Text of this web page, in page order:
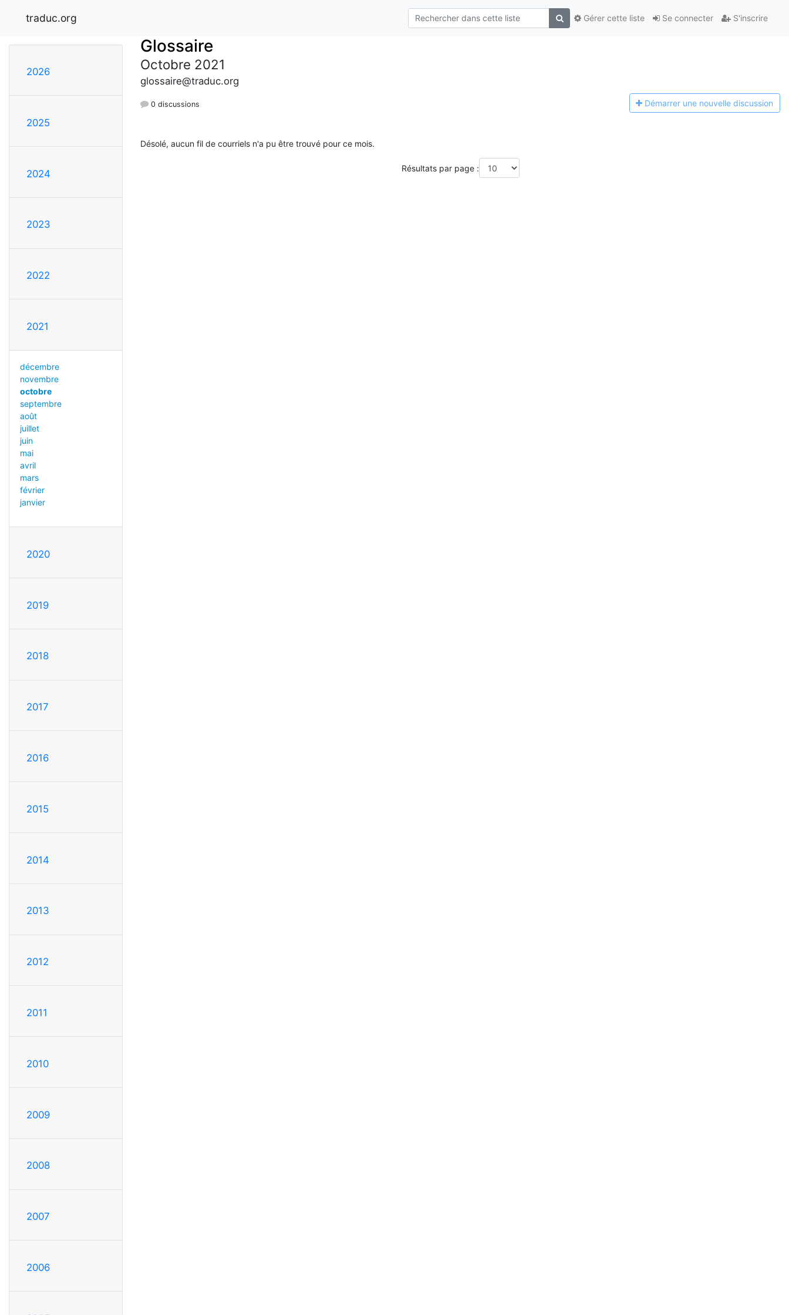
traduc.org Se connecter S'inscrire
Gérer cette liste
2026
2025
2024
2023
2022
2021
décembre
novembre
octobre
septembre
août
juillet
juin
mai
avril
mars
février
janvier
2020
2019
2018
2017
2016
2015
2014
2013
2012
2011
2010
2009
2008
2007
2006
Glossaire
Octobre 2021
glossaire@traduc.org
0 discussions Démarrer une nouvelle discussion
Désolé, aucun fil de courriels n'a pu être trouvé pour ce mois.
Résultats par page :